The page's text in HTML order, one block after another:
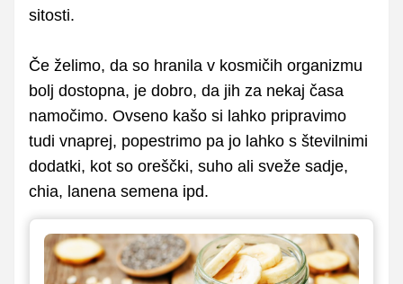
sitosti.
Če želimo, da so hranila v kosmičih organizmu
bolj dostopna, je dobro, da jih za nekaj časa
namočimo. Ovseno kašo si lahko pripravimo
tudi vnaprej, popestrimo pa jo lahko s številnimi
dodatki, kot so oreščki, suho ali sveže sadje,
chia, lanena semena ipd.